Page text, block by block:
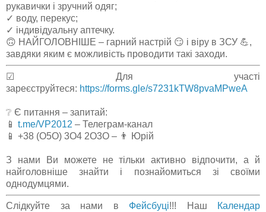
рукавички і зручний одяг;
✓ воду, перекус;
✓ індивідуальну аптечку.
🙃 НАЙГОЛОВНІШЕ – гарний настрій 😏 і віру в ЗСУ 💪,
завдяки яким є можливість проводити такі заходи.
☑ Для участі
зареєструйтеся: https://forms.gle/s7231kTW8pvaMPweA
❔ Є питання – запитай:
📱 t.me/VP2012 – Телеграм-канал
📱 +38 (О5О) 3О4 2О3О – 👨 Юрій
З нами Ви можете не тільки активно відпочити, а й
найголовніше знайти і познайомиться зі своїми
однодумцями.
Слідкуйте за нами в Фейсбуці!!! Наш
Календар